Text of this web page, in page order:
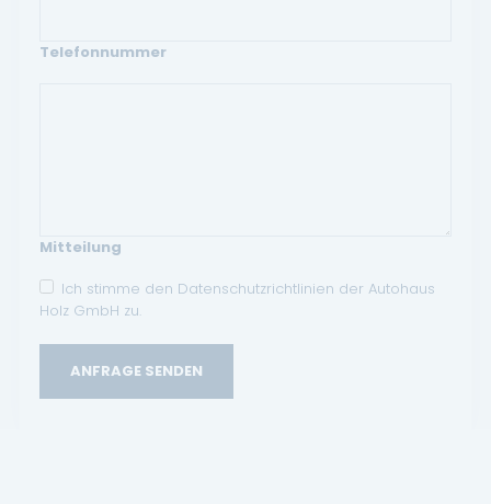
Telefonnummer
Mitteilung
Ich stimme den Datenschutzrichtlinien der Autohaus
Holz GmbH zu.
ANFRAGE SENDEN